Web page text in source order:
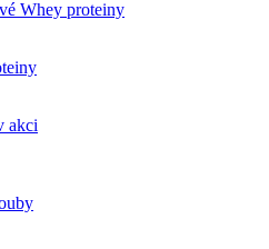
Whey proteiny
akci